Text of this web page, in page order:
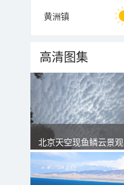
黄洲镇
高清图集
北京天空现鱼鳞云景观